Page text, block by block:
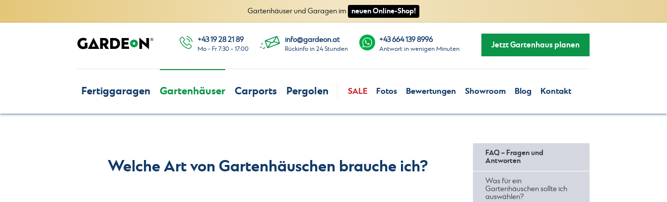
Gartenhäuser und Garagen im neuen Online-Shop!
Jetzt Gartenhaus planen
+43 19 28 21 89
Mo - Fr 7:30 - 17:00
info@gardeon.at
Rückinfo in 24 Stunden
+43 664 139 8996
Antwort in wenigen Minuten
Fertiggaragen Gartenhäuser Carports Pergolen SALE Fotos Bewertungen Showroom Blog Kontakt
Welche Art von Gartenhäuschen brauche ich?
FAQ – Fragen und
Antworten
Was für ein
Gartenhäuschen sollte ich
auswählen?